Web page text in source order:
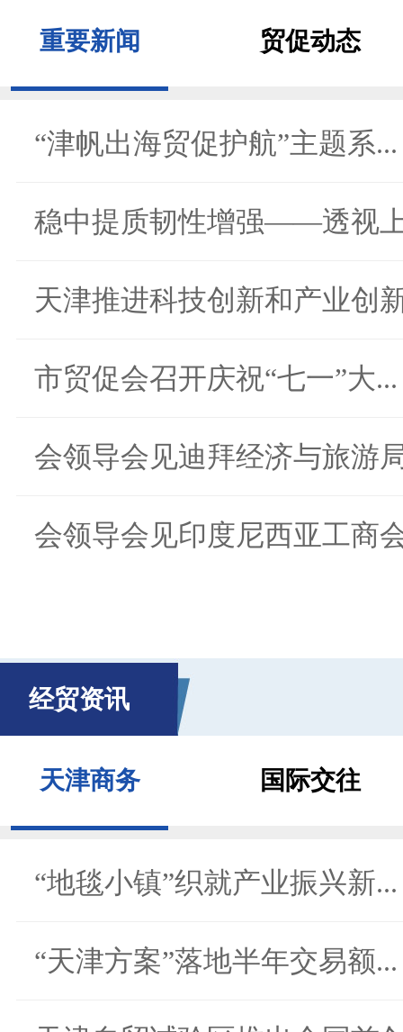
重要新闻 贸促动态
“津帆出海贸促护航”主题系...
稳中提质韧性增强——透视
天津推进科技创新和产业创
市贸促会召开庆祝“七一”大...
会领导会见迪拜经济与旅游
会领导会见印度尼西亚工商
经贸资讯
天津商务 国际交往
“地毯小镇”织就产业振兴新...
“天津方案”落地半年交易额...